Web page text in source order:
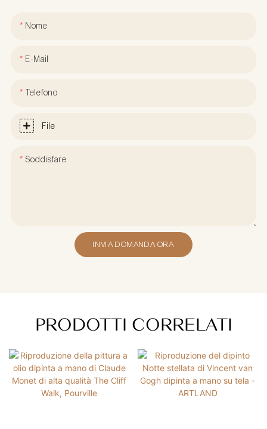
Nome
E-Mail
Telefono
File
Soddisfare
INVIA DOMANDA ORA
PRODOTTI CORRELATI